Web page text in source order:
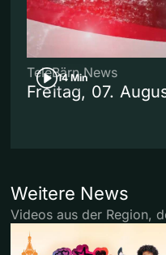
14 Min
TeleBärn News
Freitag, 07.
Weitere News
Videos aus der Region,